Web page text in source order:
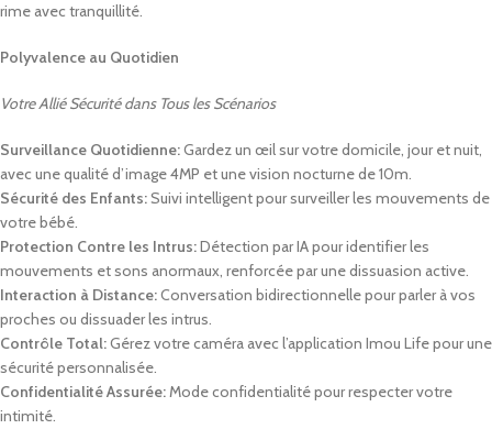
rime avec tranquillité.
Polyvalence au Quotidien
Votre Allié Sécurité dans Tous les Scénarios
Surveillance Quotidienne:Gardez un œil sur votre domicile, jour et nuit,
avec une qualité d’image 4MP et une vision nocturne de 10m.
Sécurité des Enfants:Suivi intelligent pour surveiller les mouvements de
votre bébé.
Protection Contre les Intrus:Détection par IA pour identifier les
mouvements et sons anormaux, renforcée par une dissuasion active.
Interaction à Distance:Conversation bidirectionnelle pour parler à vos
proches ou dissuader les intrus.
Contrôle Total:Gérez votre caméra avec l’application Imou Life pour une
sécurité personnalisée.
Confidentialité Assurée:Mode confidentialité pour respecter votre
intimité.